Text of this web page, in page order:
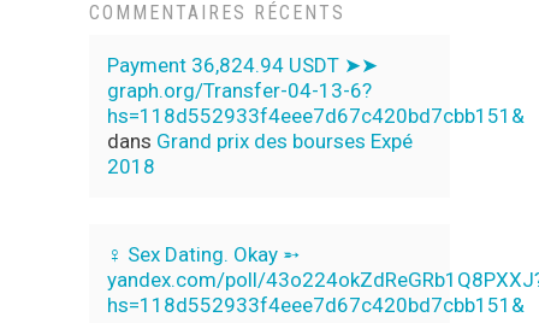
COMMENTAIRES RÉCENTS
Payment 36,824.94 USDT ➤➤
graph.org/Transfer-04-13-6?
hs=118d552933f4eee7d67c420bd7cbb151&
dans Grand prix des bourses Expé
2018
‍♀️ Sex Dating. Okay ➵
yandex.com/poll/
hs=118d552933f4eee7d67c420bd7cbb151&